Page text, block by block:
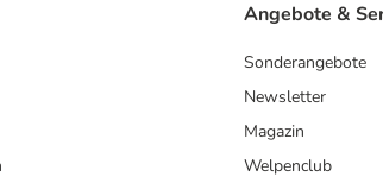
Angebote &
Sonderangebote
Newsletter
Magazin
Welpenclub